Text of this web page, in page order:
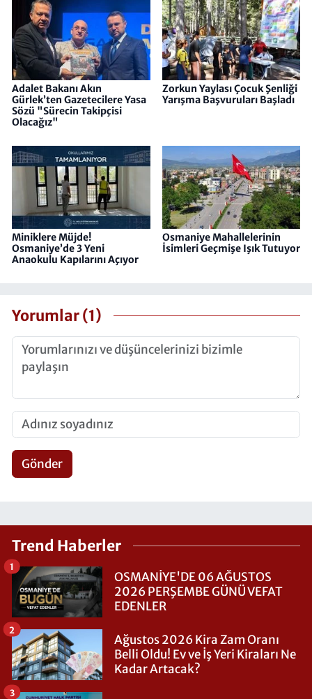
Adalet Bakanı Akın
Gürlek’ten Gazetecilere Yasa
Sözü "Sürecin Takipçisi
Olacağız"
Zorkun Yaylası Çocuk Şenliği
Yarışma Başvuruları Başladı
Miniklere Müjde!
Osmaniye’de 3 Yeni
Anaokulu Kapılarını Açıyor
Osmaniye Mahallelerinin
İsimleri Geçmişe Işık Tutuyor
Yorumlar (1)
Gönder
Trend Haberler
OSMANİYE'DE 06 AĞUSTOS
2026 PERŞEMBE GÜNÜ VEFAT
EDENLER
1
Ağustos 2026 Kira Zam Oranı
Belli Oldu! Ev ve İş Yeri Kiraları Ne
Kadar Artacak?
2
3